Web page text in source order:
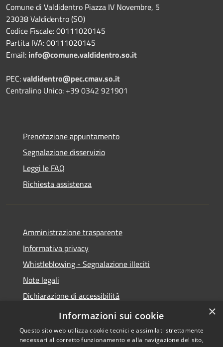
Comune di Valdidentro Piazza IV Novembre, 5
23038 Valdidentro (SO)
Codice Fiscale: 00111020145
Partita IVA: 00111020145
Email: info@comune.valdidentro.so.it
PEC:valdidentro@pec.cmav.so.it
Centralino Unico: +39 0342 921901
Prenotazione appuntamento
Segnalazione disservizio
Leggi le FAQ
Richiesta assistenza
Amministrazione trasparente
Informativa privacy
Whistleblowing - Segnalazione illeciti
Note legali
Dichiarazione di accessibilità
Segnalazione di inaccessibilità
×
Informazioni sui cookie
Questo sito web utilizza cookie tecnici e assimilati strettamente
necessari al corretto funzionamento e alla navigazione del sito,